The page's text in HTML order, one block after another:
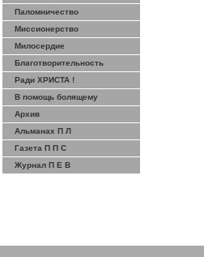
Паломничество
Миссионерство
Милосердие
Благотворительность
Ради ХРИСТА !
В помощь болящему
Архив
Альманах П Л
Газета П П С
Журнал П Е В